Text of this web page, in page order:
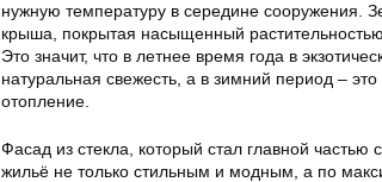
нужную температуру в середине
крыша, покрытая насыщенный
Это значит, что в летнее время года в
натуральная свежесть, а в зимний период –
отопление.
Фасад из стекла, который стал главной
жильё не только стильным и модным, а по